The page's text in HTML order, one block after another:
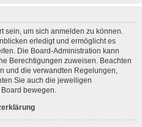
sein, um sich anmelden zu können.
erledigt und ermöglicht es
Die Board-Administration kann
Berechtigungen zuweisen. Beachten
und die verwandten Regelungen,
Sie auch die jeweiligen
bewegen.